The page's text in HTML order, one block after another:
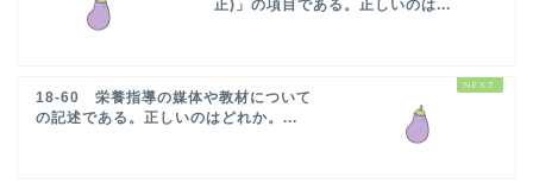
正)」の項目である。正しいのは...
18-60 栄養指導の媒体や教材について
の記述である。正しいのはどれか。...